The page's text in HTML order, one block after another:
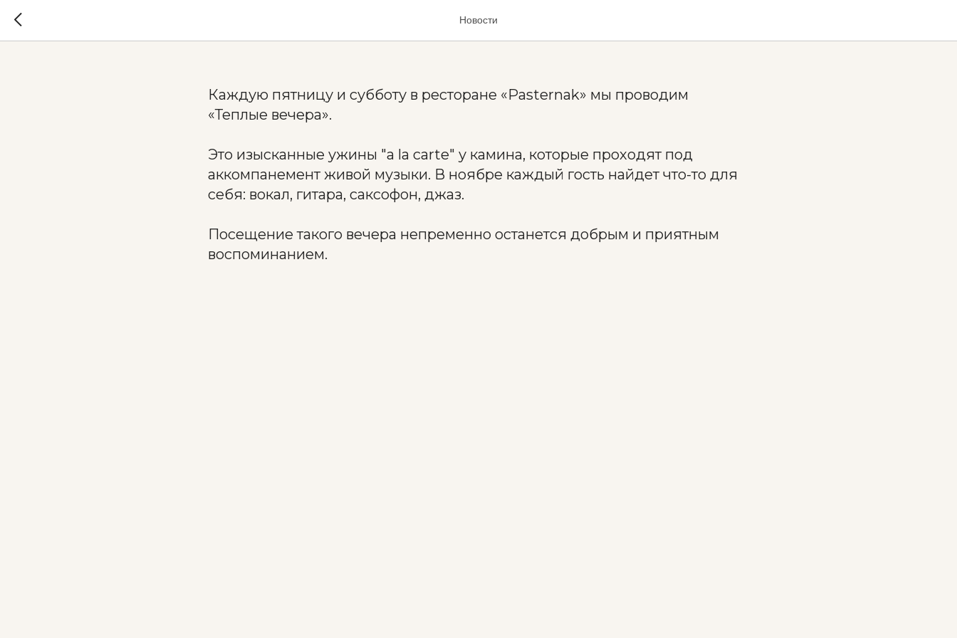
Новости
Теплые вечера (ноябрь)
Каждую пятницу и субботу в ресторане «Pasternak» мы проводим
«Теплые вечера».
Это изысканные ужины "a la carte" у камина, которые проходят под
аккомпанемент живой музыки. В ноябре каждый гость найдет что-то для
себя: вокал, гитара, саксофон, джаз.
Посещение такого вечера непременно останется добрым и приятным
воспоминанием.